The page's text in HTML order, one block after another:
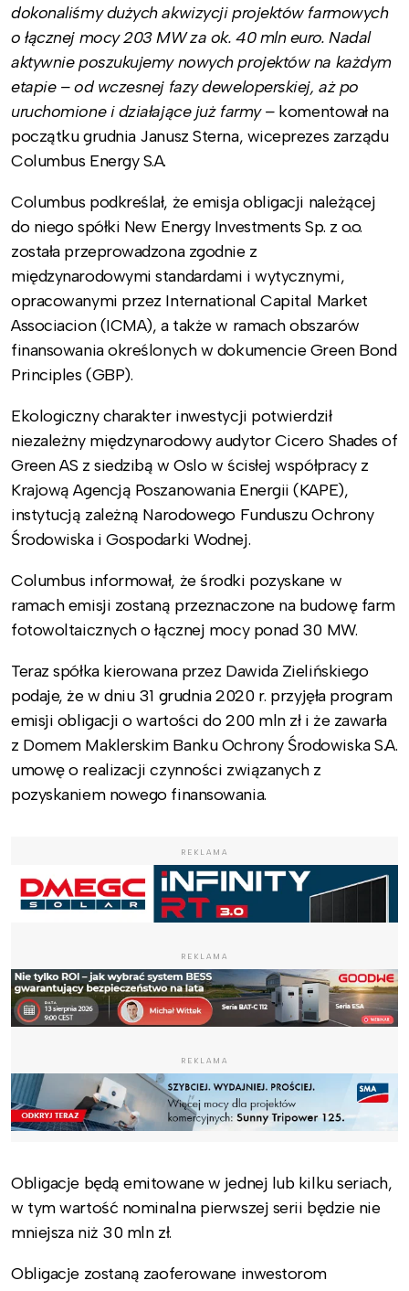
dokonaliśmy dużych akwizycji projektów farmowych
o łącznej mocy 203 MW za ok. 40 mln euro. Nadal
aktywnie poszukujemy nowych projektów na każdym
etapie – od wczesnej fazy deweloperskiej, aż po
uruchomione i działające już farmy –komentował na
początku grudnia Janusz Sterna, wiceprezes zarządu
Columbus Energy S.A.
Columbus podkreślał, że emisja obligacji należącej
do niego spółki New Energy Investments Sp. z o.o.
została przeprowadzona zgodnie z
międzynarodowymi standardami i wytycznymi,
opracowanymi przez International Capital Market
Associacion (ICMA), a także w ramach obszarów
finansowania określonych w dokumencie Green Bond
Principles (GBP).
Ekologiczny charakter inwestycji potwierdził
niezależny międzynarodowy audytor Cicero Shades of
Green AS z siedzibą w Oslo w ścisłej współpracy z
Krajową Agencją Poszanowania Energii (KAPE),
instytucją zależną Narodowego Funduszu Ochrony
Środowiska i Gospodarki Wodnej.
Columbus informował, że środki pozyskane w
ramach emisji zostaną przeznaczone na budowę farm
fotowoltaicznych o łącznej mocy ponad 30 MW.
Teraz spółka kierowana przez Dawida Zielińskiego
podaje, że w dniu 31 grudnia 2020 r. przyjęła program
emisji obligacji o wartości do 200 mln zł i że zawarła
z Domem Maklerskim Banku Ochrony Środowiska S.A.
umowę o realizacji czynności związanych z
pozyskaniem nowego finansowania.
REKLAMA
REKLAMA
REKLAMA
Obligacje będą emitowane w jednej lub kilku seriach,
w tym wartość nominalna pierwszej serii będzie nie
mniejsza niż 30 mln zł.
Obligacje zostaną zaoferowane inwestorom